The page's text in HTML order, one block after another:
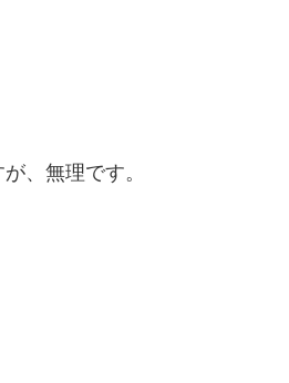
、無理です。